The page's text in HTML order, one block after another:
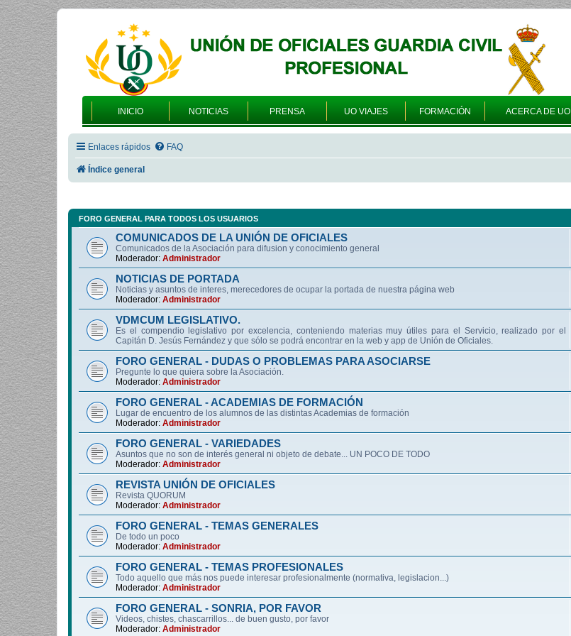
INICIO NOTICIAS PRENSA UO VIAJES FORMACIÓN ACERCA DE UO
Enlaces rápidos FAQ
Índice general
FORO GENERAL PARA TODOS LOS USUARIOS
COMUNICADOS DE LA UNIÓN DE OFICIALES
Comunicados de la Asociación para difusion y conocimiento general
Moderador: Administrador
NOTICIAS DE PORTADA
Noticias y asuntos de interes, merecedores de ocupar la portada de nuestra página web
Moderador: Administrador
VDMCUM LEGISLATIVO.
Es el compendio legislativo por excelencia, conteniendo materias muy útiles para el Servicio, realizado por el
Capitán D. Jesús Fernández y que sólo se podrá encontrar en la web y app de Unión de Oficiales.
FORO GENERAL - DUDAS O PROBLEMAS PARA ASOCIARSE
Pregunte lo que quiera sobre la Asociación.
Moderador: Administrador
FORO GENERAL - ACADEMIAS DE FORMACIÓN
Lugar de encuentro de los alumnos de las distintas Academias de formación
Moderador: Administrador
FORO GENERAL - VARIEDADES
Asuntos que no son de interés general ni objeto de debate... UN POCO DE TODO
Moderador: Administrador
REVISTA UNIÓN DE OFICIALES
Revista QUORUM
Moderador: Administrador
FORO GENERAL - TEMAS GENERALES
De todo un poco
Moderador: Administrador
FORO GENERAL - TEMAS PROFESIONALES
Todo aquello que más nos puede interesar profesionalmente (normativa, legislacion...)
Moderador: Administrador
FORO GENERAL - SONRIA, POR FAVOR
Videos, chistes, chascarrillos... de buen gusto, por favor
Moderador: Administrador